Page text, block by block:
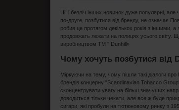
Ці, і безліч інших новинок дуже популярні,
по-друге, позбутися від бренду, не означає
робив це протягом декількох років з іншими,
продовжать лежати на полицях усього світу.
виробництвом ТМ " Dunhill»
Чому хочуть позбутися від
Міркуючи на тему, чому пішли такі діалоги про
брендів концерну "Scandinavian Tobacco
сконцентрувати увагу на більш значущих
доводиться тільки чекати, але все ж буде
сигари, які пробули на тютюновому ринку з